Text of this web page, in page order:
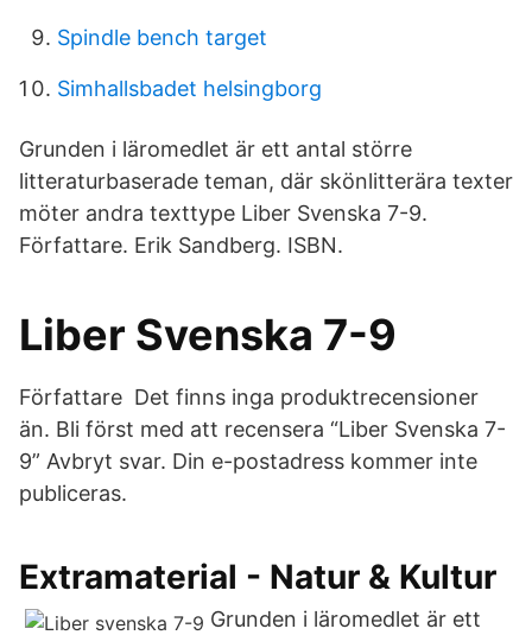
Spindle bench target
Simhallsbadet helsingborg
Grunden i läromedlet är ett antal större
litteraturbaserade teman, där skönlitterära texter
möter andra texttype Liber Svenska 7-9.
Författare. Erik Sandberg. ISBN.
Liber Svenska 7-9
Författare Det finns inga produktrecensioner
än. Bli först med att recensera “Liber Svenska 7-
9” Avbryt svar. Din e-postadress kommer inte
publiceras.
Extramaterial - Natur & Kultur
Grunden i läromedlet är ett